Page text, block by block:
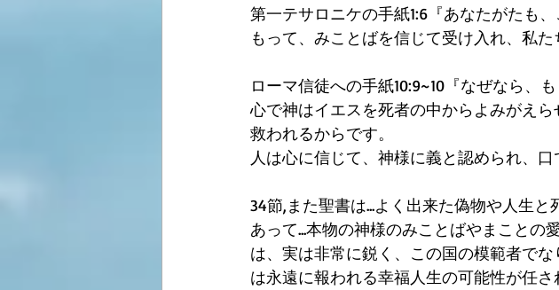
第一テサロニケの手紙1:6『あなたがたも
もって、みことばを信じて受け入れ、私
ローマ信徒への手紙10:9~10『なぜなら、
心で神はイエスを死者の中からよみがえ
救われるからです。
人は心に信じて、神様に義と認められ、
34節,また聖書は...よく出来た偽物や人生
あって...本物の神様のみことばやまこと
は、実は非常に鋭く、この国の模範者で
は永遠に報われる幸福人生の可能性が任